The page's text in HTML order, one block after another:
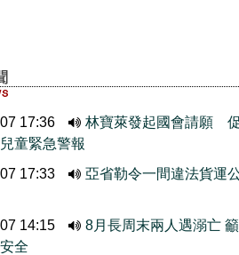
17:36
林寶萊發起國會請願
童緊急警報
17:33
亞省勒令一間違法貨運
14:15
8月長周末兩人遇溺亡
全